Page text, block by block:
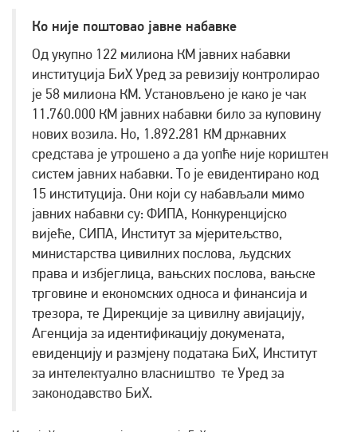
Ко није поштовао јавне набавке
Од укупно 122 милиона КМ јавних набавки
институција БиХ Уред за ревизију контролирао
је 58 милиона КМ. Установљено је како је чак
11.760.000 КМ јавних набавки било за куповину
нових возила. Но, 1.892.281 КМ државних
средстава је утрошено а да уопће није кориштен
систем јавних набавки. То је евидентирано код
15 институција. Они који су набављали мимо
јавних набавки су: ФИПА, Конкуренцијско
вијеће, СИПА, Институт за мјеритељство,
министарства цивилних послова, људских
права и избјеглица, вањских послова, вањске
трговине и економских односа и финансија и
трезора, те Дирекције за цивилну авијацију,
Агенција за идентификацију докумената,
евиденцију и размјену података БиХ, Институт
за интелектуално власништво те Уред за
законодавство БиХ.